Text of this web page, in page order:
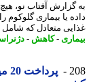
آفتاب نو، هیچ
یا بیماری گلوکوم را
متعادل که شامل
- کاهش-دژنراسیون